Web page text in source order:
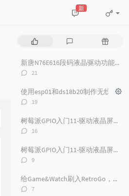
新
p
a
r
c
s
t
t
m
n
R
n
m
t
l
新唐N76E616段码液晶驱动功能小试
评
数：
21
评
数：
19
树莓派GPIO入门11-驱动液晶屏幕（一）
评
数：
16
树莓派GPIO入门11-驱动液晶屏幕（二）
评
数：
9
给Game&Watch刷入RetroGo，自制软件Luncher并与原厂固件共存
评
7